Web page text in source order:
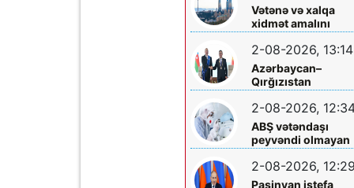
Vətənə və xalqa
xidmət amalını
yaşadan iş adamı –
Üzeyir İsmayılov
2-08-2026, 13:14
Azərbaycan–
Qırğızıstan
münasibətləri Orta
Dəhlizin inkişafına
təkan verir
2-08-2026,
ABŞ vətəndaşı
peyvəndi olmayan
nadir virusa
2-08-2026, 12:29
Paşinyan istefa